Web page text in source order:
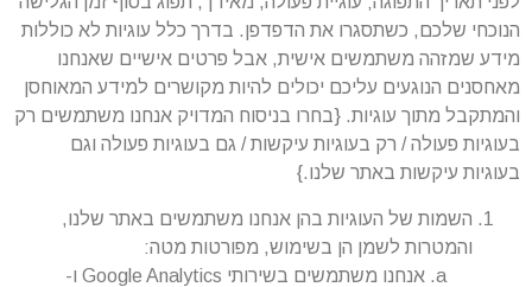
הנוכחי שלכם, כשתסגרו את הדפדפן. בדרך כלל עוגיות לא כוללות
מידע שמזהה משתמשים אישית, אבל פרטים אישיים שאנחנו
מאחסנים הנוגעים עליכם יכולים להיות מקושרים למידע המאוחסן
והמתקבל מתוך עוגיות. {בחרו בניסוח המדויק אנחנו משתמשים רק
בעוגיות פעולה / רק בעוגיות עיקשות / גם בעוגיות פעולה וגם
בעוגיות עיקשות באתר שלנו.}
השמות של העוגיות בהן אנחנו משתמשים באתר שלנו,
והמטרות לשמן הן בשימוש, מפורטות מטה:
אנחנו משתמשים בשירותי Google Analytics ו-